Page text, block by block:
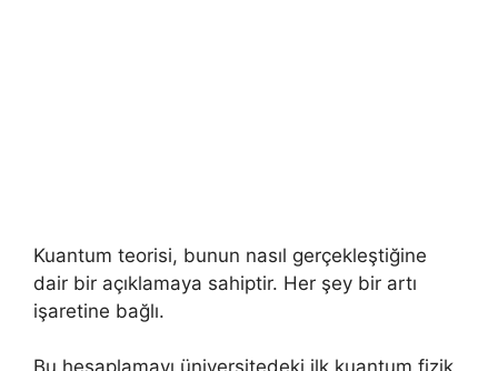
Kuantum teorisi, bunun nasıl gerçekleştiğine
dair bir açıklamaya sahiptir. Her şey bir artı
işaretine bağlı.